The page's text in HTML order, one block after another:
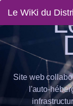
Le WiKi du
Site web
l'auto-